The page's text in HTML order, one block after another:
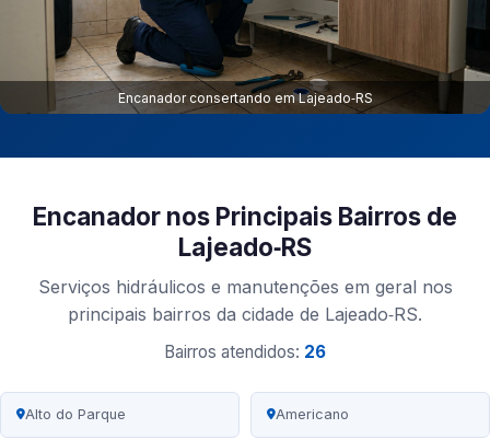
Encanador consertando em Lajeado‑RS
Encanador nos Principais Bairros de
Lajeado‑RS
Serviços hidráulicos e manutenções em geral nos
principais bairros da cidade de Lajeado‑RS.
Bairros atendidos: 26
Alto do Parque Americano